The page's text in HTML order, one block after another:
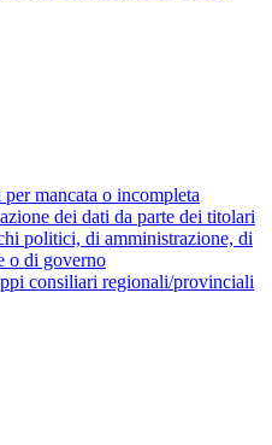
per mancata o incompleta
dei dati da parte dei titolari
politici, di amministrazione, di
o di governo
consiliari regionali/provinciali